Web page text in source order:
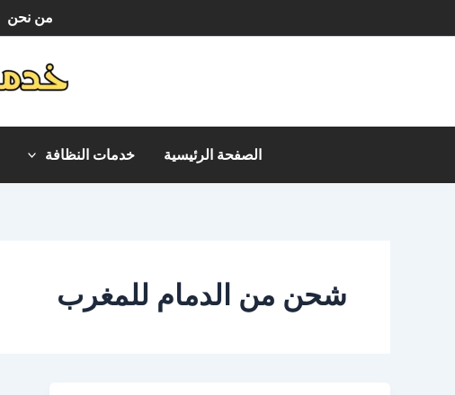
إلى
من نحن
الصفحة الرئيسية خدمات النظافة
شحن من الدمام للمغرب